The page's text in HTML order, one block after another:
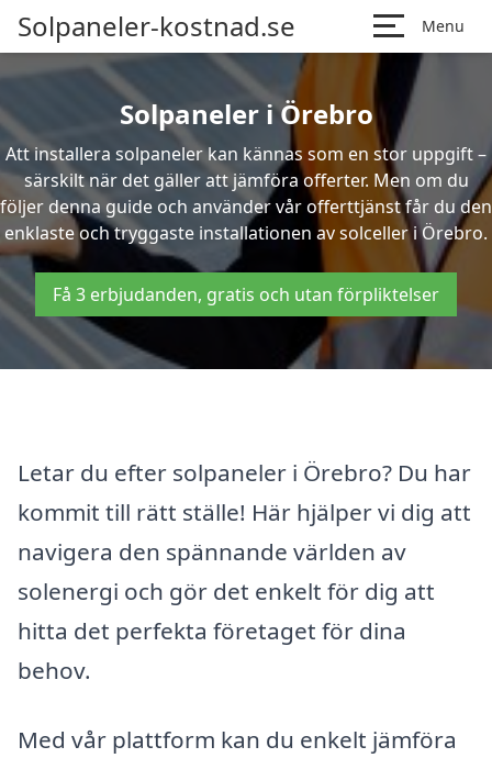
Solpaneler-kostnad.se Menu
Solpaneler i Örebro
Att installera solpaneler kan kännas som en stor uppgift –
särskilt när det gäller att jämföra offerter. Men om du
följer denna guide och använder vår offerttjänst får du den
enklaste och tryggaste installationen av solceller i Örebro.
Få 3 erbjudanden, gratis och utan förpliktelser
Letar du efter solpaneler i Örebro? Du har
kommit till rätt ställe! Här hjälper vi dig att
navigera den spännande världen av
solenergi och gör det enkelt för dig att
hitta det perfekta företaget för dina
behov.
Med vår plattform kan du enkelt jämföra